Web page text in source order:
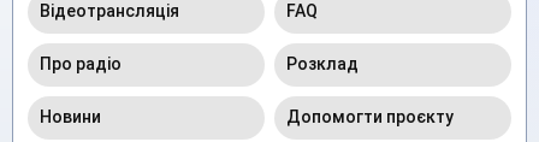
Відеотрансляція FAQ
Про радіо Розклад
Новини Допомогти проєкту